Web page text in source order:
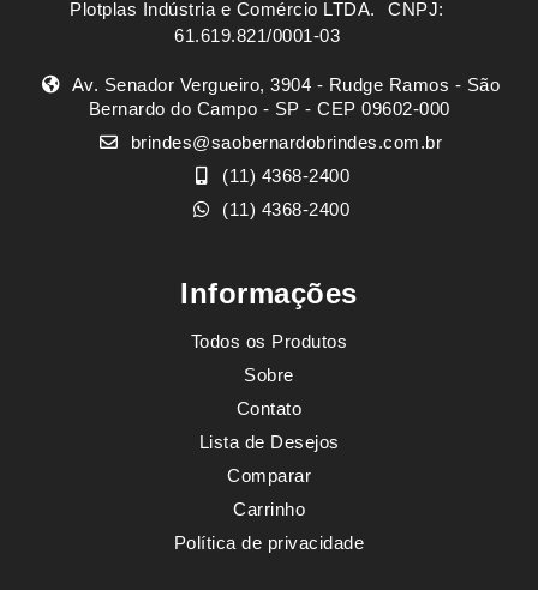
Plotplas Indústria e Comércio LTDA. ㅤㅤㅤ CNPJ:
61.619.821/0001-03
Av. Senador Vergueiro, 3904 - Rudge Ramos - São
Bernardo do Campo - SP - CEP 09602-000
brindes@saobernardobrindes.com.br
(11) 4368-2400
(11) 4368-2400
Informações
Todos os Produtos
Sobre
Contato
Lista de Desejos
Comparar
Carrinho
Política de privacidade